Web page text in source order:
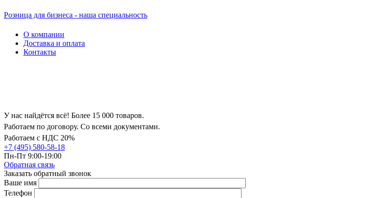
Розница для бизнеса - наша специальность
О компании
Доставка и оплата
Контакты
У нас найдётся всё! Более 15 000 товаров.
Работаем по договору. Со всеми документами.
Работаем с НДС 20%
+7 (495) 580-58-18
Пн-Пт 9:00-19:00
Обратная связь
Заказать обратный звонок
Ваше имя
Телефон